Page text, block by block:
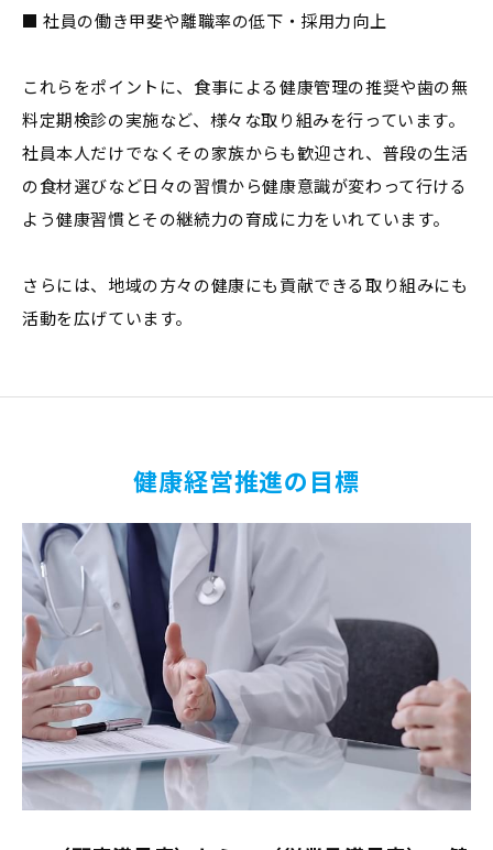
■ 社員の働き甲斐や離職率の低下・採用力向上
これらをポイントに、食事による健康管理の推奨や歯の無
料定期検診の実施など、様々な取り組みを行っています。
社員本人だけでなくその家族からも歓迎され、普段の生活
の食材選びなど日々の習慣から健康意識が変わって行ける
よう健康習慣とその継続力の育成に力をいれています。
さらには、地域の方々の健康にも貢献できる取り組みにも
活動を広げています。
健康経営推進の目標